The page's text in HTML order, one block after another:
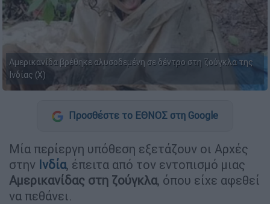
Αμερικανίδα βρέθηκε αλυσοδεμένη σε δέντρο στη ζούγκλα της
Ινδίας (Χ)
Προσθέστε το ΕΘΝΟΣ στη Google
Μία περίεργη υπόθεση εξετάζουν οι Αρχές
στην Ινδία, έπειτα από τον εντοπισμό μιας
Αμερικανίδας στη ζούγκλα, όπου είχε αφεθεί
να πεθάνει.